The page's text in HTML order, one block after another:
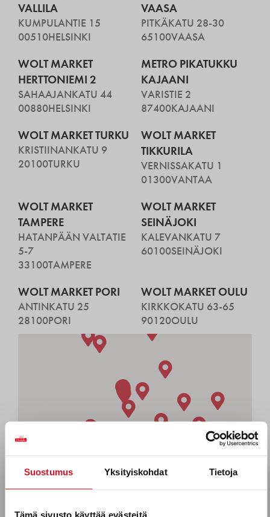
Suostumus Yksityiskohdat Tietoja
Tämä sivusto käyttää evästeitä
VALLILA
KUMPULANTIE 15
00510HELSINKI
VAASA
PITKÄKATU 28-30
65100VAASA
WOLT MARKET
HERTTONIEMI 2
SAHAAJANKATU 44
00880HELSINKI
METRO PIKATUKKU
KAJAANI
VARISTIE 2
87400KAJAANI
WOLT MARKET TURKU
KRISTIINANKATU 9
20100TURKU
WOLT MARKET
TIKKURILA
VERNISSAKATU 1
01300VANTAA
WOLT MARKET
TAMPERE
HATANPÄÄN VALTATIE
5-7
33100TAMPERE
WOLT MARKET
SEINÄJOKI
KALEVANKATU 7
60100SEINÄJOKI
WOLT MARKET PORI
ANTINKATU 25
28100PORI
WOLT MARKET OULU
KIRKKOKATU 63-65
90120OULU
Tilaa uutiskirjeemme